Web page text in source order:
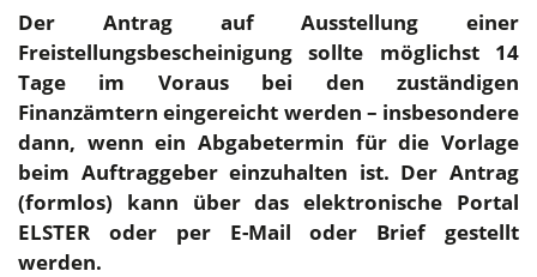
Der Antrag auf Ausstellung einer
Freistellungsbescheinigung sollte möglichst 14
Tage im Voraus bei den zuständigen
Finanzämtern eingereicht werden – insbesondere
dann, wenn ein Abgabetermin für die Vorlage
beim Auftraggeber einzuhalten ist. Der Antrag
(formlos) kann über das elektronische Portal
ELSTER oder per E-Mail oder Brief gestellt
werden.